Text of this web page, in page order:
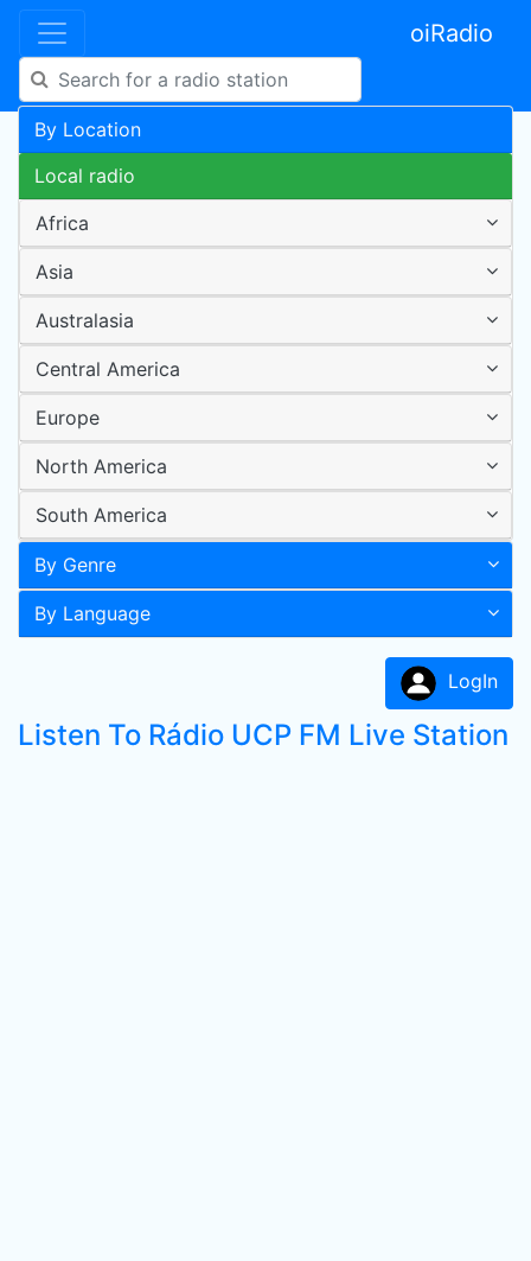
oiRadio
By Location
Local radio
Africa
Asia
Australasia
Central America
Europe
North America
South America
By Genre
By Language
LogIn
Listen To Rádio UCP FM Live Station